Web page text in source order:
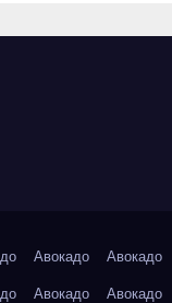
Авокадо Авокадо
Авокадо Авокадо